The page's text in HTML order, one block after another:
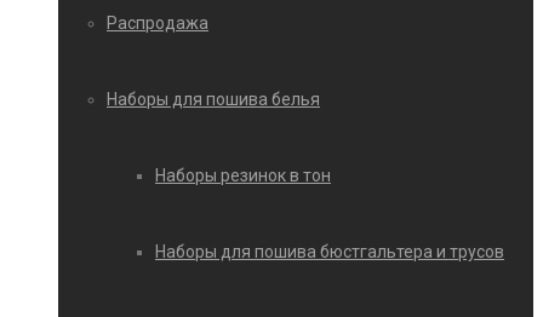
Распродажа
Наборы для пошива белья
Наборы резинок в тон
Наборы для пошива бюстгальтера и трусов